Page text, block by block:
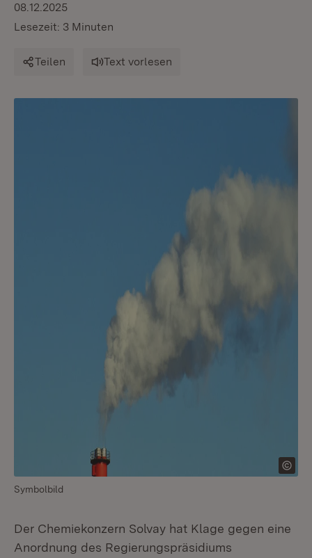
08.12.2025
Lesezeit: 3 Minuten
Teilen Text vorlesen
Symbolbild
Der Chemiekonzern Solvay hat Klage gegen eine
Anordnung des Regierungspräsidiums